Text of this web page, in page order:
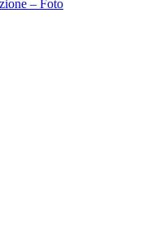
– Foto